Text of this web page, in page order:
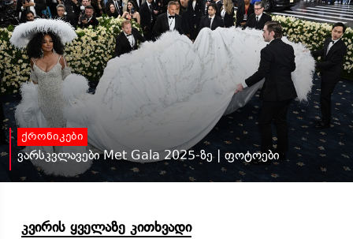
ქრონიკები
ვარსკვლავები Met Gala 2025-ზე | ფოტოები
კვირის ყველაზე კითხვადი